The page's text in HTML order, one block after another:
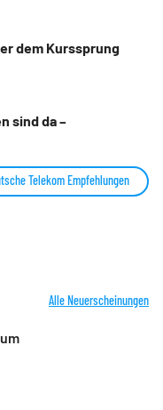
dem Kurssprung
sind da –
Telekom Empfehlungen
Alle Neuerscheinungen